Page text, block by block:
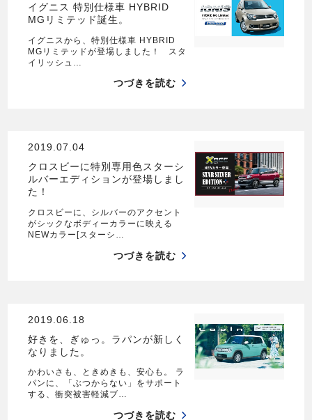
イグニス 特別仕様車 HYBRID
MGリミテッド誕生。
イグニスから、特別仕様車 HYBRID
MGリミテッドが登場しました！ スタ
イリッシュ…
つづきを読む
2019.07.04
クロスビーに特別専用色スターシ
ルバーエディションが登場しまし
た！
クロスビーに、シルバーのアクセント
がシックなボディーカラーに映える
NEWカラー[スターシ…
つづきを読む
2019.06.18
好きを、ぎゅっ。ラパンが新しく
なりました。
かわいさも、ときめきも、安心も。 ラ
パンに、「ぶつからない」をサポート
する、衝突被害軽減ブ…
つづきを読む